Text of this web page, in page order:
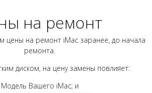
на ремонт
цены на ремонт iMac заранее, до начала
ремонта.
диском, на цену замены повлияет:
Модель Вашего iMac; и